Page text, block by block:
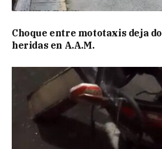
Choque entre mototaxis deja
heridas en A.A.M.